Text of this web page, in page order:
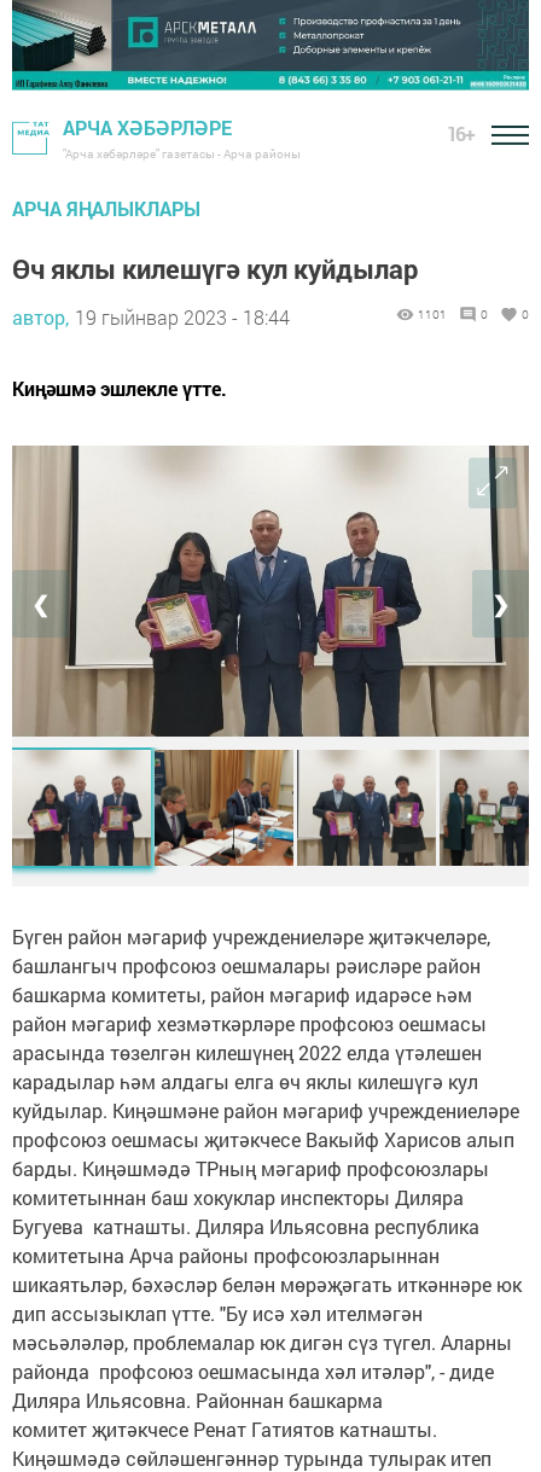
АРЧА ХӘБӘРЛӘРЕ
"Арча хәбәрләре" газетасы - Арча районы
16+
АРЧА ЯҢАЛЫКЛАРЫ
Өч яклы килешүгә кул куйдылар
автор, 19 гыйнвар 2023 - 18:44 1101 0 0
Киңәшмә эшлекле үтте.
❮ ❯
Бүген район мәгариф учреждениеләре җитәкчеләре,
башлангыч профсоюз оешмалары рәисләре район
башкарма комитеты, район мәгариф идарәсе һәм
район мәгариф хезмәткәрләре профсоюз оешмасы
арасында төзелгән килешүнең 2022 елда үтәлешен
карадылар һәм алдагы елга өч яклы килешүгә кул
куйдылар. Киңәшмәне район мәгариф учреждениеләре
профсоюз оешмасы җитәкчесе Вакыйф Харисов алып
барды. Киңәшмәдә ТРның мәгариф профсоюзлары
комитетыннан баш хокуклар инспекторы Диляра
Бугуева катнашты. Диляра Ильясовна республика
комитетына Арча районы профсоюзларыннан
шикаятьләр, бәхәсләр белән мөрәҗәгать иткәннәре юк
дип ассызыклап үтте. "Бу исә хәл ителмәгән
мәсьәләләр, проблемалар юк дигән сүз түгел. Аларны
районда профсоюз оешмасында хәл итәләр", - диде
Диляра Ильясовна. Районнан башкарма
комитет җитәкчесе Ренат Гатиятов катнашты.
Киңәшмәдә сөйләшенгәннәр турында тулырак итеп